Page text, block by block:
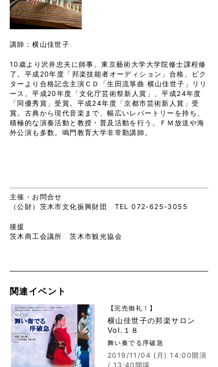
講師：横山佳世子
10歳より沢井忠夫に師事。東京藝術大学大学院修士課程修
了。平成20年度「邦楽技能者オーディション」合格、ビク
ターより合格記念主演ＣＤ「生田流箏曲 横山佳世子」リリ
ース。平成20年度「文化庁芸術祭新人賞」、平成24年度
「同優秀賞」受賞。平成24年度「京都市芸術新人賞」受
賞。古典から現代音楽まで、幅広いレパートリーを持ち、
積極的な演奏活動と教授・普及活動を行う。ＦＭ放送や海
外公演も多数。鳴門教育大学非常勤講師。
主催・お問合せ
（公財）茨木市文化振興財団 TEL 072-625-3055
後援
茨木商工会議所 茨木市観光協会
関連イベント
【完売御礼！】
横山佳世子の邦楽サロン
Vol.１８
舞い奏でる序破急
2019/11/04 (月) 14:00開演
/ 13:40開場